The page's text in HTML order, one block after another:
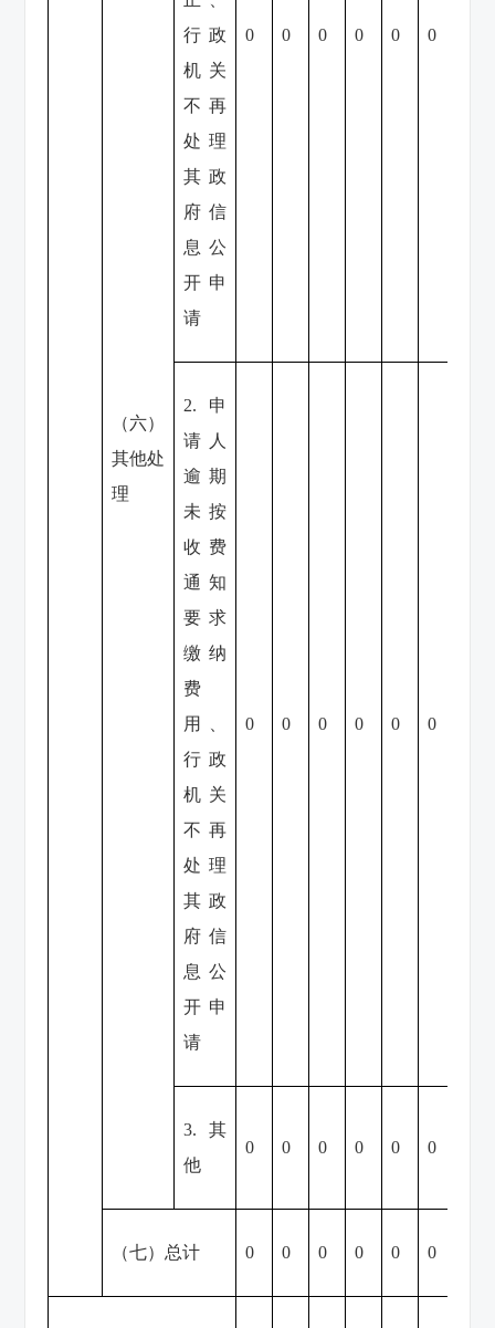
（六）
其他处
理
行政
机关
不再
处理
其政
府信
息公
开申
请
0 0 0 0 0 0
2.申
请人
逾期
未按
收费
通知
要求
缴纳
费
用、
行政
机关
不再
处理
其政
府信
息公
开申
请
0 0 0 0 0 0
3.其
他
0 0 0 0 0 0
（七）总计 0 0 0 0 0 0